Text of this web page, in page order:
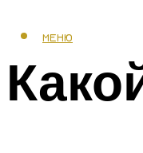
МЕНЮ